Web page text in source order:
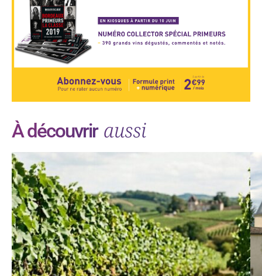
À découvrir aussi